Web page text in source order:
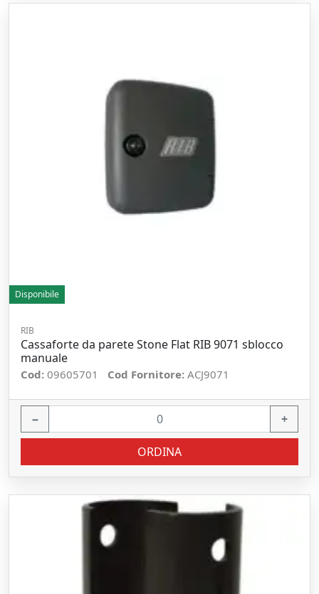
Disponibile
RIB
Cassaforte da parete Stone Flat RIB 9071 sblocco
manuale
Cod: 09605701 Cod Fornitore: ACJ9071
− +
ORDINA